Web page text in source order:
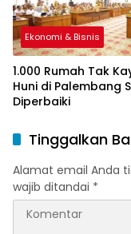
Ekonomi & Bisnis
1.000 Rumah Tak
Huni di Palembang
Diperbaiki
Tinggalkan
Alamat email Anda
wajib ditandai *